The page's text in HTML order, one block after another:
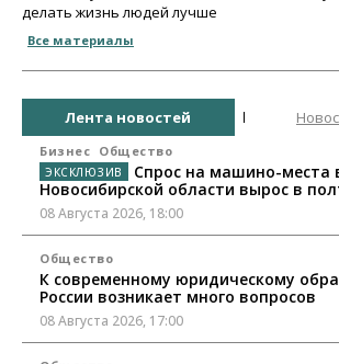
делать жизнь людей лучше
Все материалы
Лента новостей
Бизнес Общество
Спрос на машино-места
Новосибирской области вырос в
08 Августа 2026, 18:00
Общество
К современному юридическому
России возникает много вопросов
08 Августа 2026, 17:00